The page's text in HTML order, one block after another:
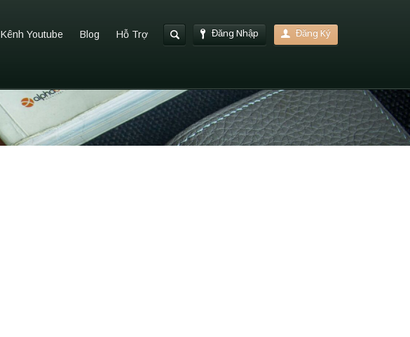
Đăng Nhập Đăng Ký
Kênh Youtube Blog Hỗ Trợ